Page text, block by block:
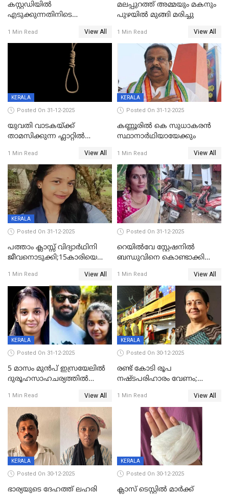
കസ്റ്റഡിയിൽ
എടുക്കുന്നതിനിടെ
വധശ്രമക്കേസ് പ്രതി പിടിയിൽ
1 Min Read View All
മലപ്പുറത്ത് അമ്മയും മകനും
പുഴയിൽ മുങ്ങി മരിച്ചു
1 Min Read View All
KERALA
Posted On 31-12-2025
യുവതി വാടകയ്ക്ക്
താമസിക്കുന്ന ഫ്ലാറ്റില്‍
സംഭവം കൈതപ്പൊയിലില്‍
1 Min Read View All
KERALA
Posted On 31-12-2025
കണ്ണൂരിൽ കെ സുധാകരൻ
സ്ഥാനാർഥിയായേക്കും
1 Min Read View All
KERALA
Posted On 31-12-2025
പത്താം ക്ലാസ്സ് വിദ്യാര്‍ഥിനി
ജീവനൊടുക്കി;15കാരിയെ
കിടപ്പുമുറിയില്‍ തൂങ്ങി മരിച്ച
നിലയിൽ
1 Min Read View All
Posted On 31-12-2025
റെയിൽവേ സ്റ്റേഷനിൽ
ബന്ധുവിനെ കൊണ്ടാക്കി
ലോറി സ്കൂട്ടറിൽ ഇടിച്ചു :
യുവതിക്ക് ദാരുണാന്ത്യം
1 Min Read View All
KERALA
Posted On 31-12-2025
5 മാസം മുൻപ് ഇസ്രയേലിൽ
ദുരൂഹസാഹചര്യത്തിൽ
മലയാളി യുവാവിന്റെ ഭാര്യയും
മരിച്ചു
1 Min Read View All
KERALA
Posted On 30-12-2025
രണ്ട് കോടി രൂപ
നഷ്ടപരിഹാരം വേണം;
നോട്ടീസയച്ച് ഉമാ തോമസ്
1 Min Read View All
KERALA
Posted On 30-12-2025
ഭാര്യയുടെ ദേഹത്ത് ലഹരി
KERALA
Posted On 30-12-2025
ക്ലാസ് ടെസ്റ്റിൽ മാർക്ക്